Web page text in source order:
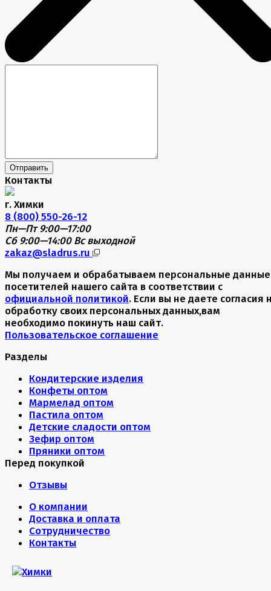
Отправить
Контакты
г. Химки
8 (800) 550-26-12
Пн—Пт 9:00—17:00
Сб 9:00—14:00 Вс выходной
zakaz@sladrus.ru
Мы получаем и обрабатываем персональные данные
посетителей нашего сайта в соответствии с
официальной политикой. Если вы не даете согласия
обработку своих персональных данных,вам
необходимо покинуть наш сайт.
Пользовательское соглашение
Разделы
Кондитерские изделия
Конфеты оптом
Мармелад оптом
Пастила оптом
Детские сладости оптом
Зефир оптом
Пряники оптом
Перед покупкой
Отзывы
О компании
Доставка и оплата
Сотрудничество
Контакты